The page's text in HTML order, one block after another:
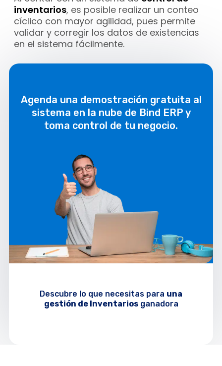
inventarios, es posible realizar un conteo
cíclico con mayor agilidad, pues permite
validar y corregir los datos de existencias
en el sistema fácilmente.
Descubre lo que necesitas para una
gestión de Inventariosganadora
Agenda una demostración gratuita al
sistema en la nube de Bind ERP y
toma control de tu negocio.